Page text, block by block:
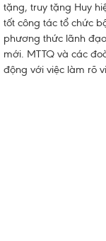
tặng, truy tặng Huy
tốt công tác tổ chức
phương thức lãnh
mới. MTTQ và các
động với việc làm rõ